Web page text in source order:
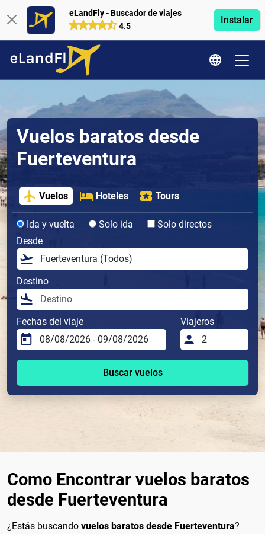
eLandFly - Buscador de viajes
4.5
Instalar
Vuelos baratos desde
Fuerteventura
Vuelos Hoteles Tours
Ida y vuelta Solo ida
Solo directos
Desde
Destino
Fechas del viaje Viajeros
Buscar vuelos
Como Encontrar vuelos baratos
desde Fuerteventura
¿Estás buscando vuelos baratos desde Fuerteventura?